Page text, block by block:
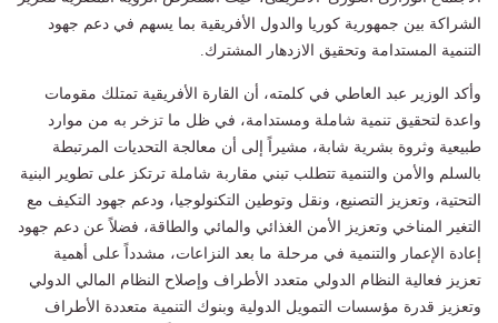
الشراكة بين جمهورية كوريا والدول الأفريقية بما يسهم في دعم جهود
التنمية المستدامة وتحقيق الازدهار المشترك.
وأكد الوزير عبد العاطي في كلمته، أن القارة الأفريقية تمتلك مقومات
واعدة لتحقيق تنمية شاملة ومستدامة، في ظل ما تزخر به من موارد
طبيعية وثروة بشرية شابة، مشيراً إلى أن معالجة التحديات المرتبطة
بالسلم والأمن والتنمية تتطلب تبني مقاربة شاملة ترتكز على تطوير البنية
التحتية، وتعزيز التصنيع، ونقل وتوطين التكنولوجيا، ودعم جهود التكيف مع
التغير المناخي وتعزيز الأمن الغذائي والمائي والطاقة، فضلاً عن دعم جهود
إعادة الإعمار والتنمية في مرحلة ما بعد النزاعات، مشدداً على أهمية
تعزيز فعالية النظام الدولي متعدد الأطراف وإصلاح النظام المالي الدولي
وتعزيز قدرة مؤسسات التمويل الدولية وبنوك التنمية متعددة الأطراف